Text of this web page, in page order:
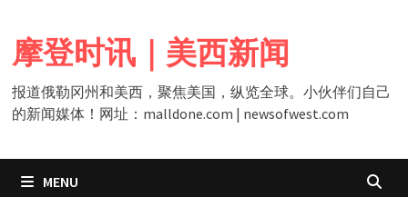
content
摩登时讯｜美西新闻
报道俄勒冈州和美西，聚焦美国，纵览全球。小伙伴们自己
的新闻媒体！网址：malldone.com | newsofwest.com
MENU